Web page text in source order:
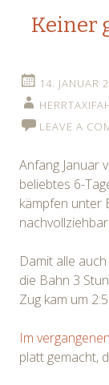
Keiner
14. JANUAR
LEAVE A
Anfang Januar
beliebtes 6-
kämpfen unter
Damit alle
die Bahn 3
Zug kam um
Im
platt gemacht,